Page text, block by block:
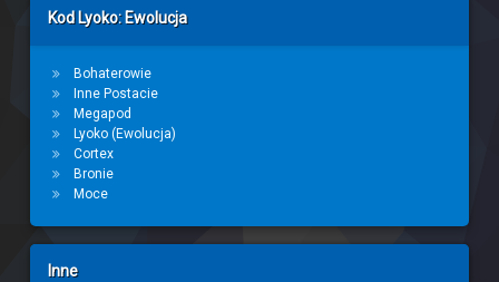
Kod Lyoko: Ewolucja
Bohaterowie
Inne Postacie
Megapod
Lyoko (Ewolucja)
Cortex
Bronie
Moce
Inne